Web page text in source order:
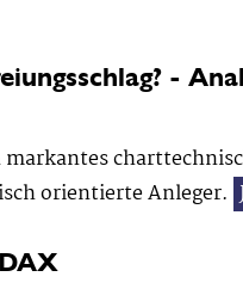
-
orientierte Anleger.